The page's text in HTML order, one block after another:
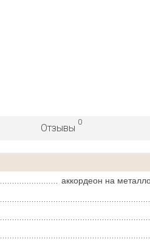
Отзывы
0
аккордеон на